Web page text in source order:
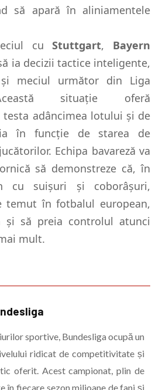
să apară în aliniamentele
cuStuttgart, Bayern
ia decizii tactice inteligente,
meciul următor din Liga
situație oferă
adâncimea lotului și de
în funcție de starea de
Echipa bavareză va
să demonstreze că, în
cu suișuri și coborâșuri,
temut în fotbalul european,
și să preia controlul atunci
mult.
sportive, Bundesliga ocupă un
ridicat de competitivitate și
oferit. Acest campionat, plin de
în fiecare sezon milioane de fani și